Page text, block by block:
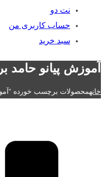
نت دو
حساب کاربری من
سبد خرید
آموزش پیانو حامد
خانهمحصولات برچسب خورده